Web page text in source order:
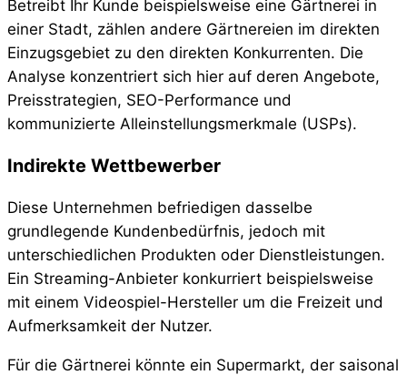
Betreibt Ihr Kunde beispielsweise eine Gärtnerei in
einer Stadt, zählen andere Gärtnereien im direkten
Einzugsgebiet zu den direkten Konkurrenten. Die
Analyse konzentriert sich hier auf deren Angebote,
Preisstrategien, SEO-Performance und
kommunizierte Alleinstellungsmerkmale (USPs).
Indirekte Wettbewerber
Diese Unternehmen befriedigen dasselbe
grundlegende Kundenbedürfnis, jedoch mit
unterschiedlichen Produkten oder Dienstleistungen.
Ein Streaming-Anbieter konkurriert beispielsweise
mit einem Videospiel-Hersteller um die Freizeit und
Aufmerksamkeit der Nutzer.
Für die Gärtnerei könnte ein Supermarkt, der saisonal